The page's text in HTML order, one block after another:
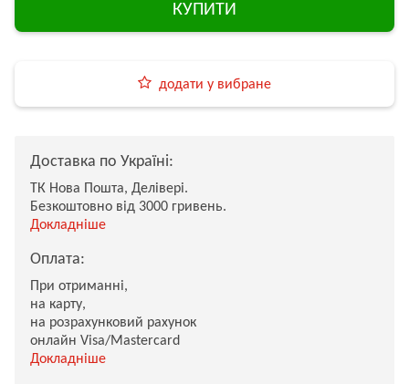
КУПИТИ
додати у вибране
Доставка по Україні:
ТК Нова Пошта, Делівері.
Безкоштовно від 3000 гривень.
Докладніше
Оплата:
При отриманні,
на карту,
на розрахунковий рахунок
онлайн Visa/Mastercard
Докладніше